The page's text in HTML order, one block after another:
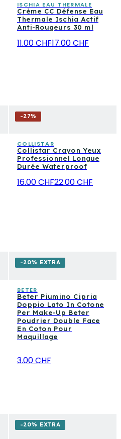
ISCHIA EAU THERMALE
Crème CC Défense Eau
Thermale Ischia Actif
Anti-Rougeurs 30 ml
11.00 CHF17.00 CHF
-27%
COLLISTAR
Collistar Crayon Yeux
Professionnel Longue
Durée Waterproof
16.00 CHF22.00 CHF
-20% EXTRA
BETER
Beter Piumino Cipria
Doppio Lato In Cotone
Per Make-Up Beter
Poudrier Double Face
En Coton Pour
Maquillage
3.00 CHF
-20% EXTRA